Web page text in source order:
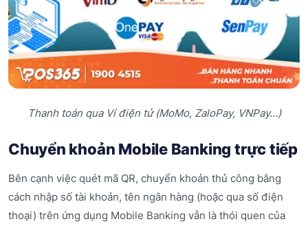
Thanh toán qua Ví điện tử (MoMo, ZaloPay, VNPay...)
Chuyển khoản Mobile Banking trực tiếp
Bên cạnh việc quét mã QR, chuyển khoản thủ công bằng
cách nhập số tài khoản, tên ngân hàng (hoặc qua số điện
thoại) trên ứng dụng Mobile Banking vẫn là thói quen của